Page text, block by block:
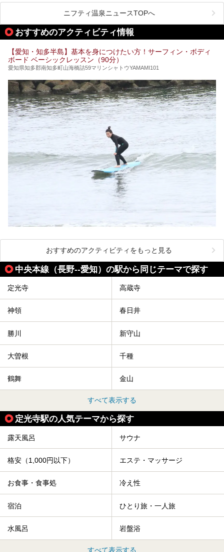
ムリエの目線で紹介していきます！
名古屋市内にはスーパー銭湯や日帰り温泉が多く、「どこに
行こうかな？」と悩んでしまう方も多いと思います。
ぜひこの記事を参考にして「キャナル・リゾート」に出かけ
てみるのはいかがでしょうか？
ニフティ温泉ニュースTOPへ
おすすめのアクティビティ情報
【愛知・知多半島】基本を身につけたい方！サーフィン・ボディ
ボード ベーシックレッスン（90分）
愛知県知多郡南知多町山海橋詰59マリンシャトウYAMAMI101
おすすめのアクティビティをもっと見る
中央本線（長野--愛知）の駅から同じテーマで探す
定光寺 高蔵寺
神領 春日井
勝川 新守山
大曽根 千種
鶴舞 金山
すべて表示する
定光寺駅の人気テーマから探す
露天風呂 サウナ
格安（1,000円以下） エステ・マッサージ
お食事・食事処 冷え性
宿泊 ひとり旅・一人旅
水風呂 岩盤浴
すべて表示する